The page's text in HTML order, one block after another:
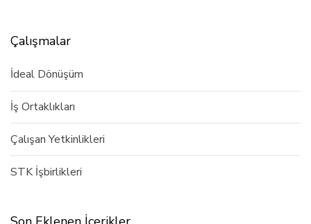
Çalışmalar
İdeal Dönüşüm
İş Ortaklıkları
Çalışan Yetkinlikleri
STK İşbirlikleri